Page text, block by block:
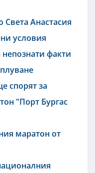
Света Анастасия
условия
факти
спорят за
"Порт Бургас
маратон от